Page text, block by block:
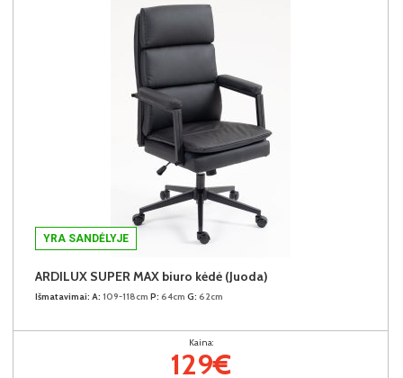
YRA SANDĖLYJE
ARDILUX SUPER MAX biuro kėdė (Juoda)
Išmatavimai: A: 109-118cm P: 64cm G: 62cm
Kaina:
129€